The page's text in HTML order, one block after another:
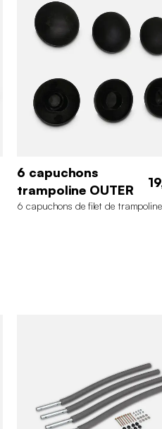
6 capuchons
trampoline OUTER
6 capuchons de filet de trampoline